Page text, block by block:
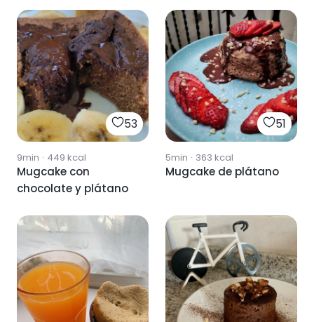
53
9min · 449 kcal
Mugcake con
chocolate y plátano
51
5min · 363 kcal
Mugcake de plátano